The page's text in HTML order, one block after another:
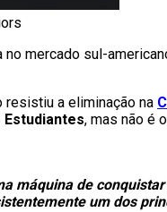
no mercado sul-
resistiu a eliminação na
, mas não é
máquina de
um dos